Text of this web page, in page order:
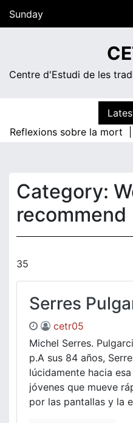
Sunday
Centre d'Estudi de les
Reflexions sobre la mort |
Category:
recommend
35
Serres
cetr05
Michel Serres.
p.A sus 84 años,
lúcidamente hacia
jóvenes que mueve
por las pantallas y la